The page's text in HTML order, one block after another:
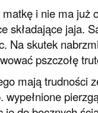
i nie ma już
składające jaja.
Na skutek
pszczołę
mają trudności